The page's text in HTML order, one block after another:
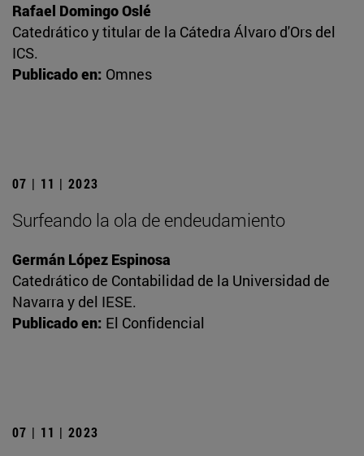
Rafael Domingo Oslé
Catedrático y titular de la Cátedra Álvaro d'Ors del
ICS.
Publicado en: Omnes
07 | 11 | 2023
Surfeando la ola de endeudamiento
Germán López Espinosa
Catedrático de Contabilidad de la Universidad de
Navarra y del IESE.
Publicado en: El Confidencial
07 | 11 | 2023